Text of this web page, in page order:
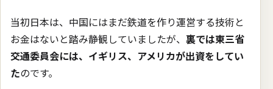
当初日本は、中国にはまだ鉄道を作り運営する技術と
お金はないと踏み静観していましたが、 裏では東三省
交通委員会には、イギリス、アメリカが出資をしてい
たのです。